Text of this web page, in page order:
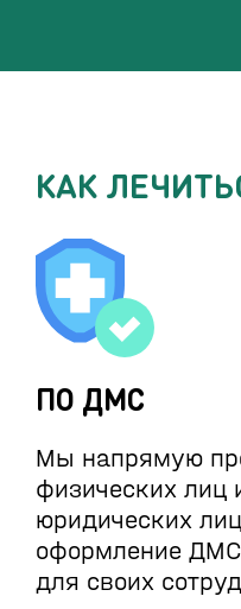
КАК
ПО ДМС
Мы напрямую
физических лиц
юридических
оформление
для своих